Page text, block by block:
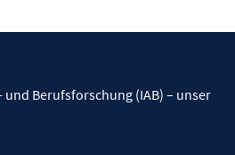
Berufsforschung (IAB) – unser